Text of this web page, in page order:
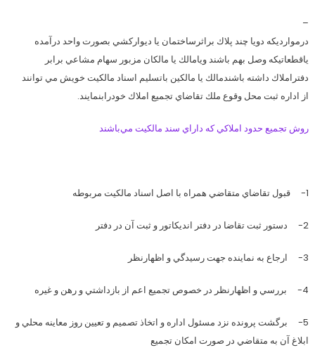
–
درموارديكه دويا چند پلاك براثرساختمان يا ديواركشي بصورت واحد درآمده
ياقطعاتيكه وصل بهم باشند ويامالك يا مالكان مزبور سهام مشاعي برابر
دفتراملاك داشته باشندمالك يا مالكين باتسليم اسناد مالكيت خويش مي توانند
از اداره ثبت محل وقوع ملك تقاضاي تجميع املاك خودرابنمايند.
روش تجميع حدود املاكي كه داراي سند مالكيت مي‌باشند
1- قبول تقاضاي متقاضي همراه با اصل اسناد مالكيت مربوطه
2- دستور ثبت تقاضا در دفتر انديكاتور و ثبت آن در دفتر
3- ارجاع به نماينده جهت رسيدگي و اظهارنظر
4- بررسي و اظهارنظر در خصوص تجميع اعم از بازداشتي و رهن و غيره
5- برگشت پرونده نزد مسئول اداره و اتخاذ تصميم و تعيين روز معاينه محلي و
ابلاغ آن به متقاضي در صورت امكان تجميع